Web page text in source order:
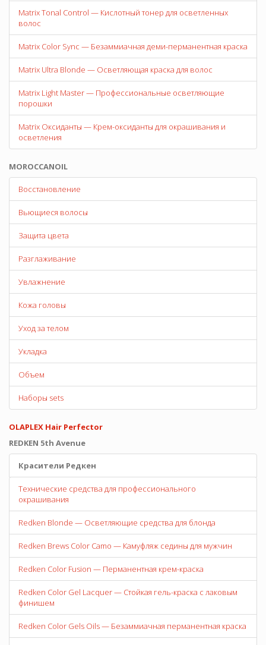
Matrix Tonal Control — Кислотный тонер для осветленных
волос
Matrix Color Sync — Безаммиачная деми-перманентная краска
Matrix Ultra Blonde — Осветляющая краска для волос
Matrix Light Master — Профессиональные осветляющие
порошки
Matrix Оксиданты — Крем-оксиданты для окрашивания и
осветления
MOROCCANOIL
Восстановление
Вьющиеся волосы
Защита цвета
Разглаживание
Увлажнение
Кожа головы
Уход за телом
Укладка
Объем
Наборы sets
OLAPLEX Hair Perfector
REDKEN 5th Avenue
Красители Редкен
Технические средства для профессионального
окрашивания
Redken Blonde — Осветляющие средства для блонда
Redken Brews Color Camo — Камуфляж седины для мужчин
Redken Color Fusion — Перманентная крем-краска
Redken Color Gel Lacquer — Стойкая гель-краска с лаковым
финишем
Redken Color Gels Oils — Безаммиачная перманентная краска